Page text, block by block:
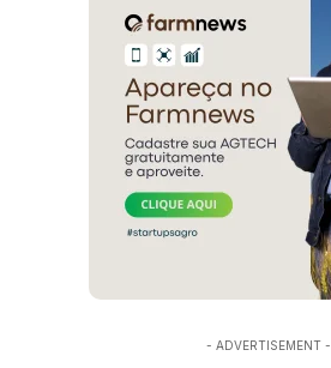
- ADVERTISEMENT -